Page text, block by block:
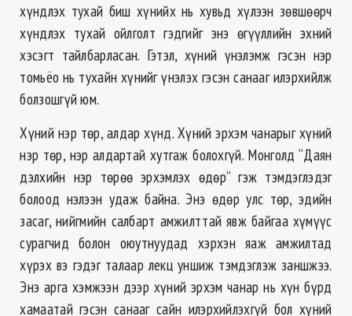
хүндлэх тухай биш хүнийх нь хувьд хүлээн зөвшөөрч
хүндлэх тухай ойлголт гэдгийг энэ өгүүллийн эхний
хэсэгт тайлбарласан. Гэтэл, хүний үнэлэмж гэсэн нэр
томьёо нь тухайн хүнийг үнэлэх гэсэн санааг илэрхийлж
болзошгүй юм.
Хүний нэр төр, алдар хүнд. Хүний эрхэм чанарыг хүний
нэр төр, нэр алдартай хутгаж болохгүй. Монголд “Даян
дэлхийн нэр төрөө эрхэмлэх өдөр” гэж тэмдэглэдэг
болоод нэлээн удаж байна. Энэ өдөр улс төр, эдийн
засаг, нийгмийн салбарт амжилттай явж байгаа хүмүүс
сурагчид болон оюутнуудад хэрхэн яаж амжилтад
хүрэх вэ гэдэг талаар лекц уншиж тэмдэглэж заншжээ.
Энэ арга хэмжээн дээр хүний эрхэм чанар нь хүн бүрд
хамаатай гэсэн санааг сайн илэрхийлэхгүй бол хүний